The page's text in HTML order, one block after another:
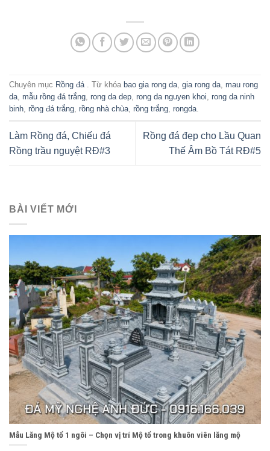
Chuyên mục Rồng đá. Từ khóa bao gia rong da, gia rong da, mau rong
da, mẫu rồng đá trắng, rong da dep, rong da nguyen khoi, rong da ninh
binh, rồng đá trắng, rồng nhà chùa, rồng trắng, rongda.
Làm Rồng đá, Chiếu đá
Rồng trầu nguyệt RĐ#3
Rồng đá đẹp cho Lầu Quan
Thế Âm Bồ Tát RĐ#5
BÀI VIẾT MỚI
Mẫu Lăng Mộ tổ 1 ngôi – Chọn vị trí Mộ tổ trong khuôn viên lăng mộ